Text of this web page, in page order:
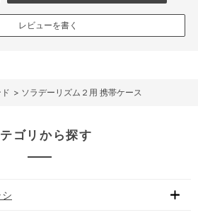
レビューを書く
> ソラデーリズム２用 携帯ケース
ゴリから探す